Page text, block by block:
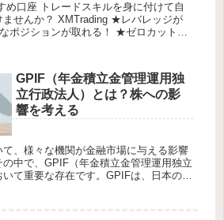
を身に付けて自
ませんか？ XMTrading ★レバレッジが
ポジションが取れる！ ★ゼロカットシ
GPIF（年金積立金管理運用独
立行政法人）とは？株への影
響を考える
、様々な機関が金融市場に与える影響
中で、GPIF（年金積立金管理運用独立
て重要な存在です。GPIFは、日本の年